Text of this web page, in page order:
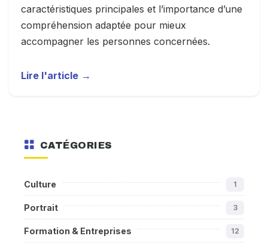
caractéristiques principales et l’importance d’une
compréhension adaptée pour mieux
accompagner les personnes concernées.
Lire l'article →
CATÉGORIES
Culture 1
Portrait 3
Formation & Entreprises 12